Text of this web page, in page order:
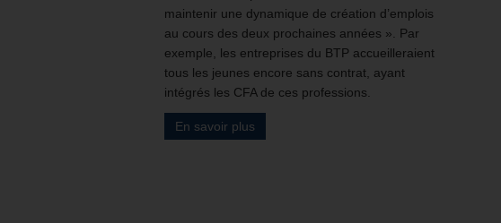
maintenir une dynamique de création d’emplois
au cours des deux prochaines années ». Par
exemple, les entreprises du BTP accueilleraient
tous les jeunes encore sans contrat, ayant
intégrés les CFA de ces professions.
En savoir plus